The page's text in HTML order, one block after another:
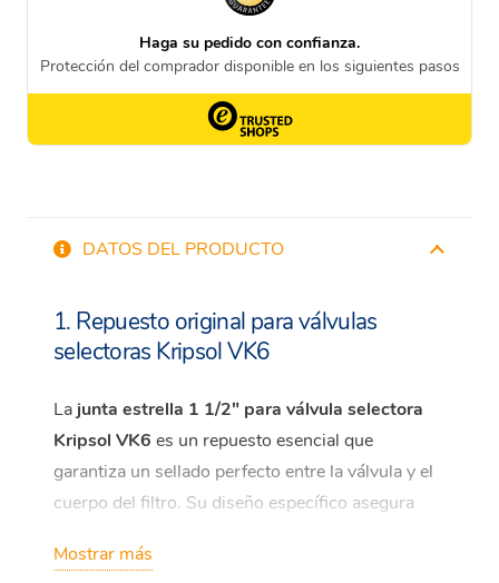
DATOS DEL PRODUCTO
1. Repuesto original para válvulas
selectoras Kripsol VK6
La junta estrella 1 1/2″ para válvula selectora
Kripsol VK6 es un repuesto esencial que
garantiza un sellado perfecto entre la válvula y el
cuerpo del filtro. Su diseño específico asegura
1/2″, permitiendo un funcionamiento fluido y sin
Mostrar más